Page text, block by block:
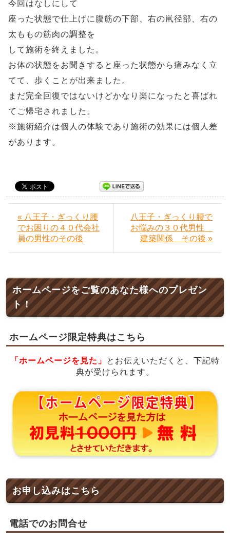
今回はなしにして
座った状態で仕上げに腹筋の下部、右の鼡径部、右の
太ももの筋肉の調整を
して施術を終えました。
お体の状態をお聞きすると座った状態から痛みなく立
てて、歩くことが出来ました。
まだ完全回復ではないけどかなり楽になったと喜ばれ
てご帰宅されました。
※施術紹介は個人の体験であり施術の効果には個人差
があります。
« 八王子・ぎっくり腰
でお困りの４０代会社
員の男性のその後
八王子・ぎっくり腰で
お悩みの３０代男性
建築関係 その後 »
ホームページをご覧のあなた様へのプレゼン
ト！
ホームページ限定特典はこちら
「ホームページを見た」
とお伝えいただくと、下記特
典が受けられます。
お申し込みはこちら
電話でのお問合せ